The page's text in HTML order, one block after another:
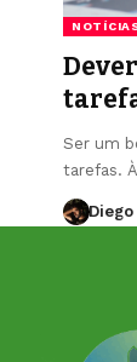
Ser um
tarefas.